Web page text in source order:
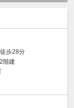
歩28分
階建